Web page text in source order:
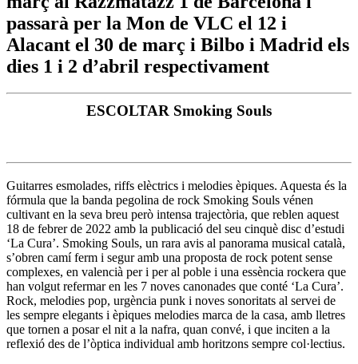
passarà per la Mon de VLC el 12 i
Alacant el 30 de març i Bilbo i Madrid els
dies 1 i 2 d’abril respectivament
ESCOLTAR Smoking Souls
Guitarres esmolades, riffs elèctrics i melodies èpiques. Aquesta és la
fórmula que la banda pegolina de rock Smoking Souls vénen
cultivant en la seva breu però intensa trajectòria, que reblen aquest
18 de febrer de 2022 amb la publicació del seu cinquè disc d’estudi
‘La Cura’. Smoking Souls, un rara avis al panorama musical català,
s’obren camí ferm i segur amb una proposta de rock potent sense
complexes, en valencià per i per al poble i una essència rockera que
han volgut refermar en les 7 noves canonades que conté ‘La Cura’.
Rock, melodies pop, urgència punk i noves sonoritats al servei de
les sempre elegants i èpiques melodies marca de la casa, amb lletres
que tornen a posar el nit a la nafra, quan convé, i que inciten a la
reflexió des de l’òptica individual amb horitzons sempre col·lectius.